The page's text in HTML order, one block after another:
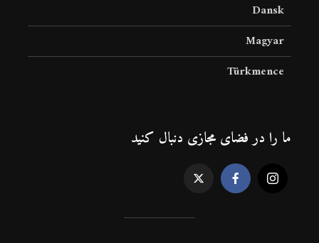
Dansk
Magyar
Türkmence
ما را در فضای مجازی دنبال کنید